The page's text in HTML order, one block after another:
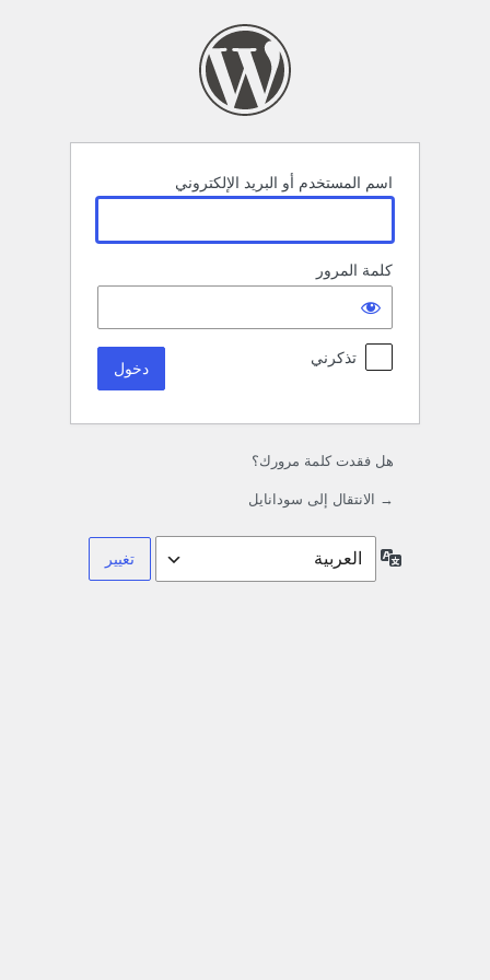
اسم المستخدم أو البريد الإلكتروني
كلمة المرور
تذكرني
هل فقدت كلمة مرورك؟
→ الانتقال إلى سودانايل
اللغة